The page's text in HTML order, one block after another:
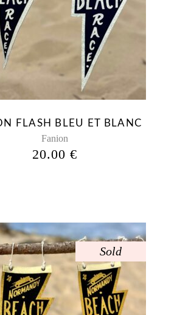
Ce
produit
plusieurs
variations.
peuvent
choisies
sur
la
FLASH BLEU ET BLANC
Fanion
20.00€
Sold
Ce